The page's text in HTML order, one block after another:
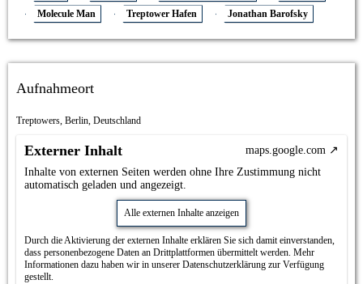
Molecule Man
Treptower Hafen Jonathan Barofsky
Aufnahmeort
Treptowers, Berlin, Deutschland
Externer Inhalt
maps.google.com
Inhalte von externen Seiten werden ohne Ihre Zustimmung nicht
automatisch geladen und angezeigt.
Alle externen Inhalte anzeigen
Durch die Aktivierung der externen Inhalte erklären Sie sich damit einverstanden,
dass personenbezogene Daten an Drittplattformen übermittelt werden. Mehr
Informationen dazu haben wir in unserer Datenschutzerklärung zur Verfügung
gestellt.